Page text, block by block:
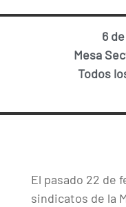
6
Mesa
Todos
El pasado 22 de
sindicatos de la